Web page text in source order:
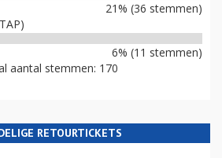
21% (36 stemmen)
6% (11 stemmen)
aantal stemmen: 170
RETOURTICKETS